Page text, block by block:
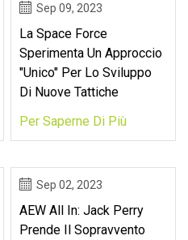
Sep 09, 2023
La Space Force
Sperimenta Un Approccio
"unico" Per Lo Sviluppo
Di Nuove Tattiche
Per Saperne Di Più
Sep 02, 2023
AEW All In: Jack Perry
Prende Il Sopravvento